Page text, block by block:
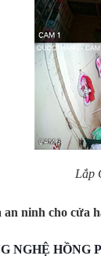
Lắp
an ninh cho cửa
NGHỆ HỒNG